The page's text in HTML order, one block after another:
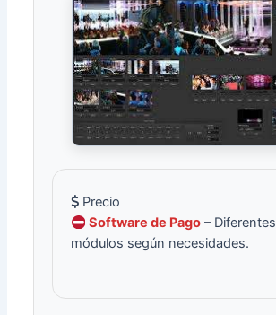
Precio
Software de Pago – Diferentes
módulos según necesidades.